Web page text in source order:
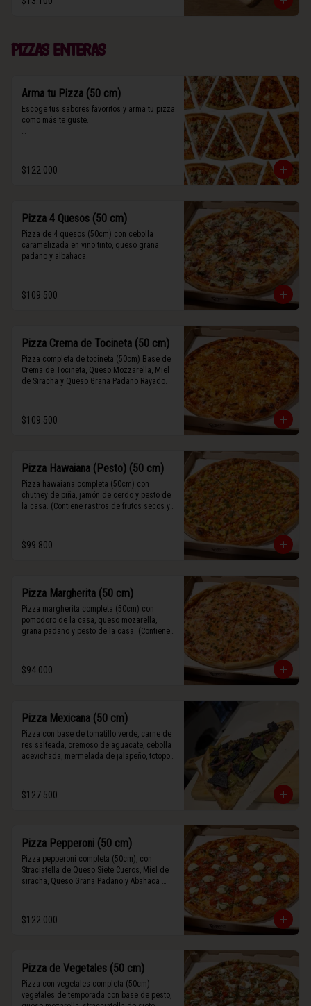
Pizzas enteras
Arma tu Pizza (50 cm)
Escoge tus sabores favoritos y arma tu pizza
como más te guste.
secos y maní.
$122.000
Pizza 4 Quesos (50 cm)
Pizza de 4 quesos (50cm) con cebolla
caramelizada en vino tinto, queso grana
padano y albahaca.
$109.500
Pizza Crema de Tocineta (50 cm)
Pizza completa de tocineta (50cm) Base de
Crema de Tocineta, Queso Mozzarella, Miel
de Siracha y Queso Grana Padano Rayado.
$109.500
Pizza Hawaiana (Pesto) (50 cm)
Pizza hawaiana completa (50cm) con
chutney de piña, jamón de cerdo y pesto de
la casa. (Contiene rastros de frutos secos y
$99.800
Pizza Margherita (50 cm)
Pizza margherita completa (50cm) con
pomodoro de la casa, queso mozarella,
grana padano y pesto de la casa. (Contiene
$94.000
Pizza Mexicana (50 cm)
Pizza con base de tomatillo verde, carne de
res salteada, cremoso de aguacate, cebolla
acevichada, mermelada de jalapeño, totopos
$127.500
Pizza Pepperoni (50 cm)
Pizza pepperoni completa (50cm), con
Straciatella de Queso Siete Cueros, Miel de
siracha, Queso Grana Padano y Abahaca
$122.000
Pizza de Vegetales (50 cm)
Pizza con vegetales completa (50cm)
vegetales de temporada con base de pesto,